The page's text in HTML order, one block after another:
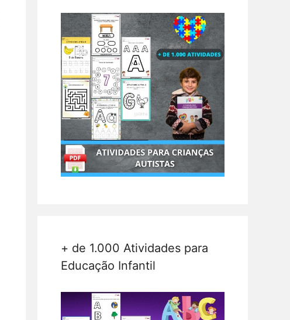
+ de 1.000 Atividades para
Educação Infantil